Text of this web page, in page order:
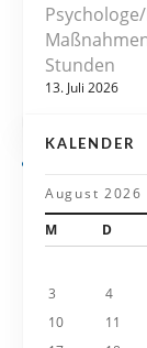
a
Stunden
13. Juli 2026
KALENDER
August 2026
M
D
3
4
10
11